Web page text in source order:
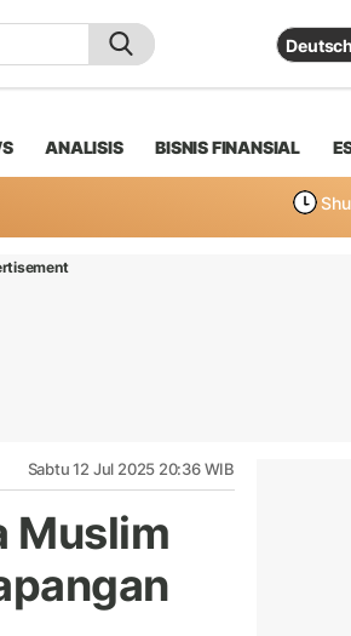
ANALISIS BISNIS FINANSIAL
Sabtu 12 Jul 2025 20:36 WIB
Muslim